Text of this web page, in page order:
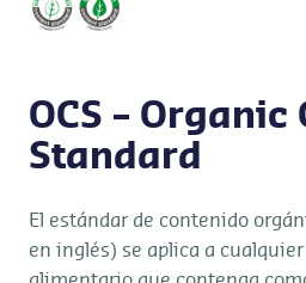
OCS – Organic
Standard
El estándar de contenido
en inglés) se aplica a